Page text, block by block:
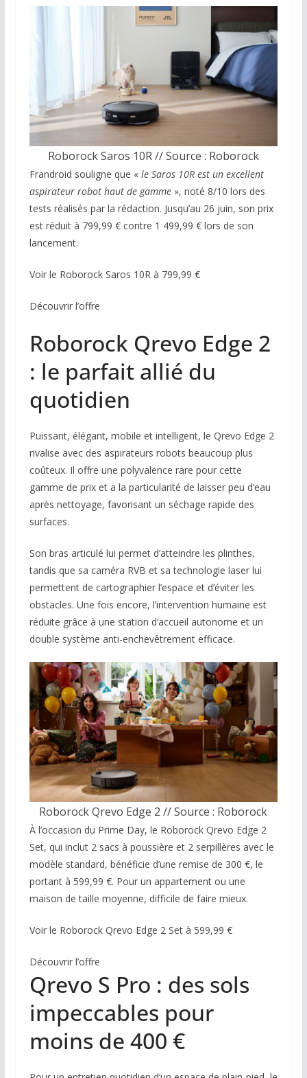
Roborock Saros 10R // Source : Roborock
Frandroid souligne que « le Saros 10R est un excellent
aspirateur robot haut de gamme», noté 8/10 lors des
tests réalisés par la rédaction. Jusqu’au 26 juin, son prix
est réduit à 799,99 € contre 1 499,99 € lors de son
lancement.
Voir le Roborock Saros 10R à 799,99 €
Découvrir l’offre
Roborock Qrevo Edge 2
: le parfait allié du
quotidien
Puissant, élégant, mobile et intelligent, le Qrevo Edge 2
rivalise avec des aspirateurs robots beaucoup plus
coûteux. Il offre une polyvalence rare pour cette
gamme de prix et a la particularité de laisser peu d’eau
après nettoyage, favorisant un séchage rapide des
surfaces.
Son bras articulé lui permet d’atteindre les plinthes,
tandis que sa caméra RVB et sa technologie laser lui
permettent de cartographier l’espace et d’éviter les
obstacles. Une fois encore, l’intervention humaine est
réduite grâce à une station d’accueil autonome et un
double système anti-enchevêtrement efficace.
Roborock Qrevo Edge 2 // Source : Roborock
À l’occasion du Prime Day, le Roborock Qrevo Edge 2
Set, qui inclut 2 sacs à poussière et 2 serpillères avec le
modèle standard, bénéficie d’une remise de 300 €, le
portant à 599,99 €. Pour un appartement ou une
maison de taille moyenne, difficile de faire mieux.
Voir le Roborock Qrevo Edge 2 Set à 599,99 €
Découvrir l’offre
Qrevo S Pro : des sols
impeccables pour
moins de 400 €